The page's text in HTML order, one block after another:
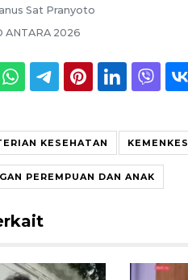
Sat Pranyoto
ANTARA 2026
KESEHATAN KEMENKES
PEREMPUAN DAN ANAK